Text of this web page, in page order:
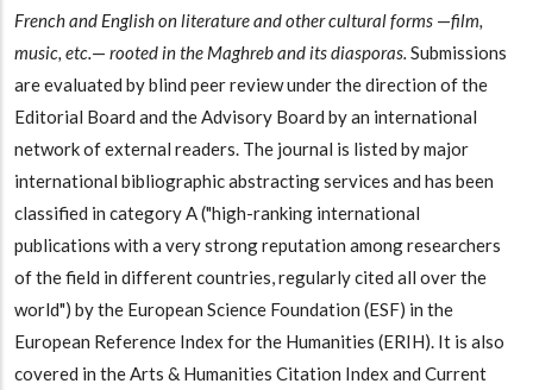
French and English on literature and other cultural forms —film,
music, etc.— rooted in the Maghreb and its diasporas. Submissions
are evaluated by blind peer review under the direction of the
Editorial Board and the Advisory Board by an international
network of external readers. The journal is listed by major
international bibliographic abstracting services and has been
classified in category A ("high-ranking international
publications with a very strong reputation among researchers
of the field in different countries, regularly cited all over the
world") by the European Science Foundation (ESF) in the
European Reference Index for the Humanities (ERIH). It is also
covered in the Arts & Humanities Citation Index and Current